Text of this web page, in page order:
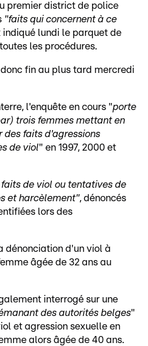
premier district de police
"faits qui concernent à ce
indiqué lundi le parquet de
les procédures.
fin au plus tard mercredi
l'enquête en cours "porte
trois femmes mettant en
des faits d'agressions
de viol" en 1997, 2000 et
faits de viol ou tentatives de
et harcèlement", dénoncés
lors des
dénonciation d'un viol à
âgée de 32 ans au
interrogé sur une
des autorités belges"
et agression sexuelle en
alors âgée de 40 ans.